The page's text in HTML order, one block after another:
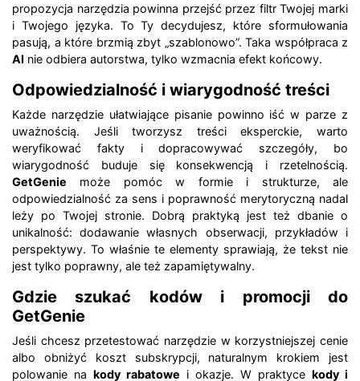
propozycja narzędzia powinna przejść przez filtr Twojej marki
i Twojego języka. To Ty decydujesz, które sformułowania
pasują, a które brzmią zbyt „szablonowo”. Taka współpraca z
AI nie odbiera autorstwa, tylko wzmacnia efekt końcowy.
Odpowiedzialność i wiarygodność treści
Każde narzędzie ułatwiające pisanie powinno iść w parze z
uważnością. Jeśli tworzysz treści eksperckie, warto
weryfikować fakty i dopracowywać szczegóły, bo
wiarygodność buduje się konsekwencją i rzetelnością.
GetGenie może pomóc w formie i strukturze, ale
odpowiedzialność za sens i poprawność merytoryczną nadal
leży po Twojej stronie. Dobrą praktyką jest też dbanie o
unikalność: dodawanie własnych obserwacji, przykładów i
perspektywy. To właśnie te elementy sprawiają, że tekst nie
jest tylko poprawny, ale też zapamiętywalny.
Gdzie szukać kodów i promocji do
GetGenie
Jeśli chcesz przetestować narzędzie w korzystniejszej cenie
albo obniżyć koszt subskrypcji, naturalnym krokiem jest
polowanie na kody rabatowe i okazje. W praktyce kody i